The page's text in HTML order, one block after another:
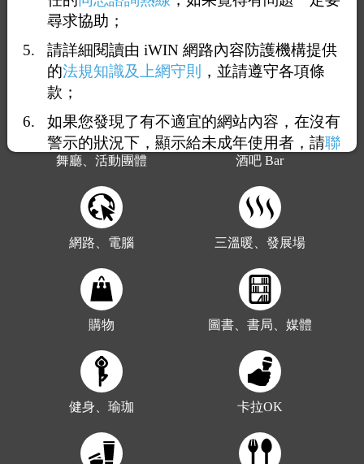
宗教 校園
舞廳、活動團體 酒吧 Bar
網路、電腦 三溫暖、發展場
購物 圖書、書局、媒體
健身、瑜珈 卡拉OK
尋求協助；
請詳細閱讀由 iWIN 網路內容防護機構提供
的法規知識及上網守則
，並請遵守各項條
款；
如果您發現了有不適宜的網站內容，在沒有
警示的狀況下，顯示給未成年使用者，請聯
絡我們 ，謝謝您的合作。